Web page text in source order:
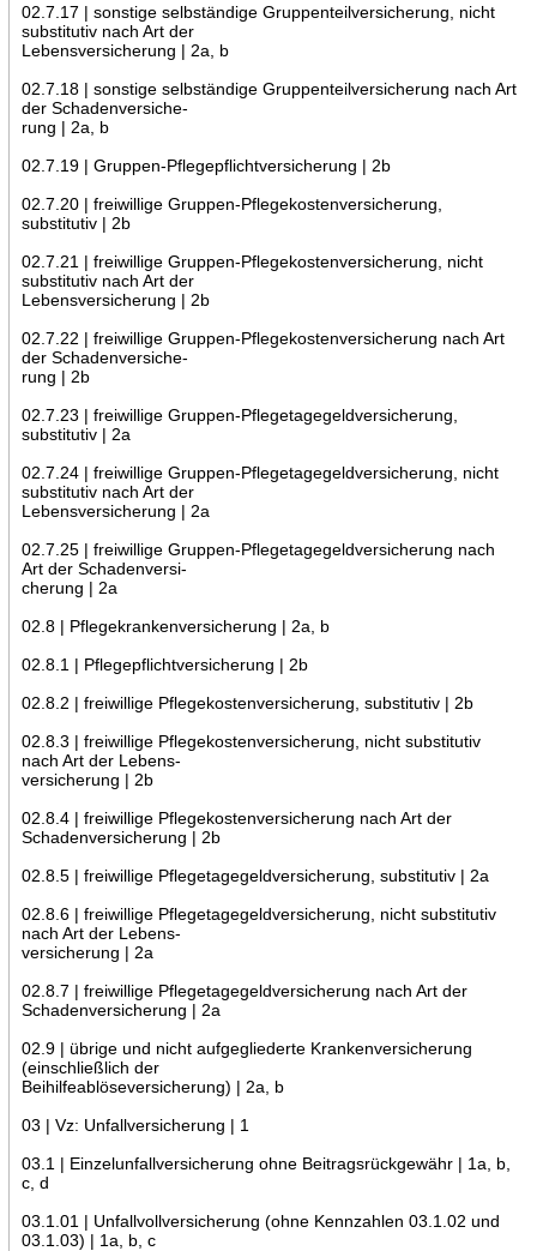
02.7.17 | sonstige selbständige Gruppenteilversicherung, nicht
substitutiv nach Art der
Lebensversicherung | 2a, b
02.7.18 | sonstige selbständige Gruppenteilversicherung nach Art
der Schadenversiche-
rung | 2a, b
02.7.19 | Gruppen-Pflegepflichtversicherung | 2b
02.7.20 | freiwillige Gruppen-Pflegekostenversicherung,
substitutiv | 2b
02.7.21 | freiwillige Gruppen-Pflegekostenversicherung, nicht
substitutiv nach Art der
Lebensversicherung | 2b
02.7.22 | freiwillige Gruppen-Pflegekostenversicherung nach Art
der Schadenversiche-
rung | 2b
02.7.23 | freiwillige Gruppen-Pflegetagegeldversicherung,
substitutiv | 2a
02.7.24 | freiwillige Gruppen-Pflegetagegeldversicherung, nicht
substitutiv nach Art der
Lebensversicherung | 2a
02.7.25 | freiwillige Gruppen-Pflegetagegeldversicherung nach
Art der Schadenversi-
cherung | 2a
02.8 | Pflegekrankenversicherung | 2a, b
02.8.1 | Pflegepflichtversicherung | 2b
02.8.2 | freiwillige Pflegekostenversicherung, substitutiv | 2b
02.8.3 | freiwillige Pflegekostenversicherung, nicht substitutiv
nach Art der Lebens-
versicherung | 2b
02.8.4 | freiwillige Pflegekostenversicherung nach Art der
Schadenversicherung | 2b
02.8.5 | freiwillige Pflegetagegeldversicherung, substitutiv | 2a
02.8.6 | freiwillige Pflegetagegeldversicherung, nicht substitutiv
nach Art der Lebens-
versicherung | 2a
02.8.7 | freiwillige Pflegetagegeldversicherung nach Art der
Schadenversicherung | 2a
02.9 | übrige und nicht aufgegliederte Krankenversicherung
(einschließlich der
Beihilfeablöseversicherung) | 2a, b
03 | Vz: Unfallversicherung | 1
03.1 | Einzelunfallversicherung ohne Beitragsrückgewähr | 1a, b,
c, d
03.1.01 | Unfallvollversicherung (ohne Kennzahlen 03.1.02 und
03.1.03) | 1a, b, c